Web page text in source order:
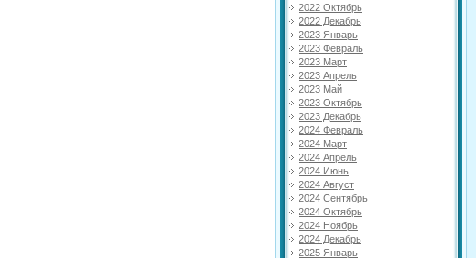
2022 Октябрь
2022 Декабрь
2023 Январь
2023 Февраль
2023 Март
2023 Апрель
2023 Май
2023 Октябрь
2023 Декабрь
2024 Февраль
2024 Март
2024 Апрель
2024 Июнь
2024 Август
2024 Сентябрь
2024 Октябрь
2024 Ноябрь
2024 Декабрь
2025 Январь